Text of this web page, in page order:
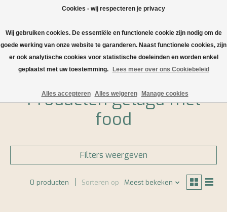
Verlanglijst
Home / Tags / food
Producten getagd met
food
Filters weergeven
0 producten Sorteren op Meest bekeken
Cookies - wij respecteren je privacy
Wij gebruiken cookies. De essentiële en functionele cookie zijn nodig om de
goede werking van onze website te garanderen. Naast functionele cookies, zijn
er ook analytische cookies voor statistische doeleinden en worden enkel
geplaatst met uw toestemming.
Lees meer over ons Cookiebeleid
Alles accepteren Alles weigeren Manage cookies